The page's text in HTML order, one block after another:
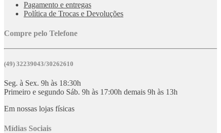
Pagamento e entregas
Política de Trocas e Devoluções
Compre pelo Telefone
(49) 32239043/30262610
Seg. à Sex. 9h às 18:30h
Primeiro e segundo Sáb. 9h às 17:00h demais 9h às 13h
Em nossas lojas físicas
Mídias Sociais